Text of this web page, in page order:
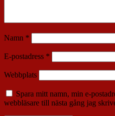
Namn *
E-postadress *
Webbplats
Spara mitt namn, min e-
webbläsare till nästa gång jag